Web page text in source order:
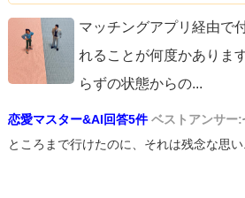
マッチングアプリ経由で
れることが何度かありま
らずの状態からの...
恋愛マスター&AI回答5件 ベストアンサー:
ところまで行けたのに、それは残念な思い